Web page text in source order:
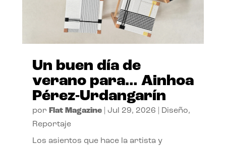
Un buen día de
verano para… Ainhoa
Pérez-Urdangarín
por Flat Magazine| Jul 29, 2026 Diseño,
Reportaje
Los asientos que hace la artista y